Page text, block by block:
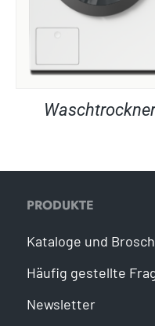
PRODUKTE
Kataloge und
Häufig gestellte
Newsletter